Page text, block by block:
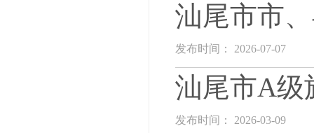
汕尾市市
发布时间： 2026-07-07
汕尾市A级
发布时间： 2026-03-09